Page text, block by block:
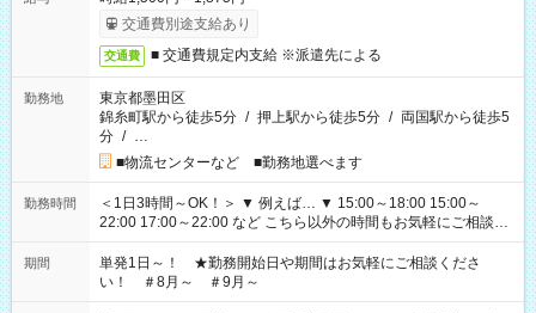
交通費別途支給あり
交通費 ■ 交通費規定内支給 ※派遣先による
勤務地
東京都墨田区
錦糸町駅から徒歩5分 / 押上駅から徒歩5分 / 両国駅から徒歩5
分 / …
■物流センターなど ■勤務地選べます
勤務時間
＜1日3時間～OK！＞ ▼ 例えば… ▼ 15:00～18:00 15:00～
22:00 17:00～22:00 など こちら以外の時間もお気軽にご相談く
ださい！
期間
単発1日～！ ★勤務開始日や期間はお気軽にご相談くださ
い！ ＃8月～ ＃9月～